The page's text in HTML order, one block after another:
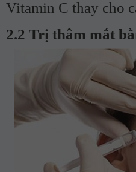
Vitamin C thay cho
2.2 Trị thâm mắt